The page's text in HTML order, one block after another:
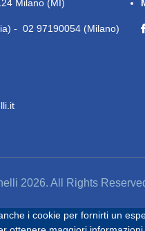
Milano (MI)
- 02 97190054 (Milano)
2026. All Rights
i cookie per fornirti un